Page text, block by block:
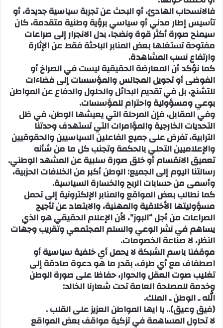
فالانسحاب الهادئ، أو البحث عن تجربة سياسية جديدة، أو
تأسيس إطار مدني أو سياسي برؤية وطنية متقدمة، كان
سيمنح صورة أكثر قوة ونضجا، بدل الانجرار إلى صراعات
مفتوحة تستغلها بعض المنابر الباحثة فقط عن الإثارة
وارتفاع نسب المشاهدة.
كما نؤكد أن المعارضة الحقيقية ليست في الصراخ أو
الفوضى أو تحويل المجالس والمؤسسات إلى فضاءات
للتشنج، بل في تقديم البدائل والحلول والدفاع عن المواطن
بوعي ومسؤولية واحترام للمؤسسات.
وفي المقابل، فإن المرحلة التي يعيشها الوطن، في ظل
التحديات الخارجية والمؤامرات التي تستهدف وحدتنا
الترابية، تفرض على جميع الفاعلين السياسيين والحقوقيين
والإعلاميين التحلي بالحكمة وتجنب كل ما من شأنه
تعميق الانقسام أو خلق صورة سلبية عن المشهد الوطني.
رسالتنا اليوم إلى الجميع: الوطن أكبر من الخلافات الحزبية،
وأسمى من حسابات الربح والخسارة السياسية.
كما نطالب بعض المواقع والمنابر الإلكترونية إلى تحمل
مسؤوليتها الأخلاقية والمهنية، والابتعاد عن تأجيج
الصراعات من أجل “البوز”، لأن الإعلام الحقيقي هو الذي
يساهم في نشر الوعي والسلم المجتمعي وتقريب وجهات
النظر، لا صناعة الخصومات.
موقفنا باسم الشبكة لا يحمل أي خلفية سياسية أو
اصطفاف مع أي طرف، بقدر ما هو دعوة صادقة إلى
تغليب صوت العقل والحوار، حفاظا على صورة الوطن
وخدمة للمصلحة العامة تحت شعارنا الخالد:
الله ـ الوطن ـ الملك.
(فيق وعيق).. يا ايها المواطن العزيز على القلب .
لا تحاول المساهمة في تزكية مواقف بعض المواقع